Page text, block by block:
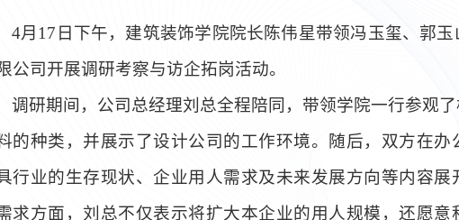
4月17日下午，建筑装饰学院院长陈伟星带领冯玉玺、郭
公司开展调研考察与访企拓岗活动。
调研期间，公司总经理刘总全程陪同，带领学院一行参观
的种类，并展示了设计公司的工作环境。随后，双方在办
行业的生存现状、企业用人需求及未来发展方向等内容展
求方面，刘总不仅表示将扩大本企业的用人规模，还愿意